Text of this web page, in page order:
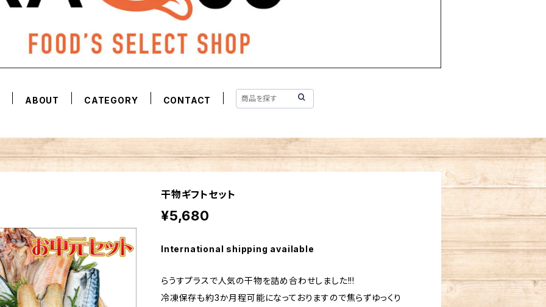
ABOUT CATEGORY CONTACT
干物ギフトセット
¥5,680
International shipping available
らうすプラスで人気の干物を詰め合わせしました!!!
冷凍保存も約3か月程可能になっておりますので焦らずゆっくり